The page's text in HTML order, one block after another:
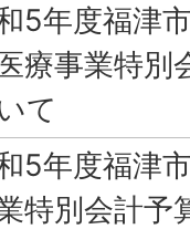
5年度福津
療事業特別
て
5年度福津
特別会計予